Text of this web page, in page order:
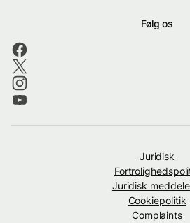
Følg os
Juridisk
Juridisk
Cookiepolitik
Complaints